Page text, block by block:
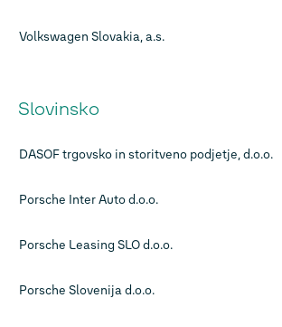
Volkswagen Slovakia, a.s.
Slovinsko
DASOF trgovsko in storitveno podjetje, d.o.o.
Porsche Inter Auto d.o.o.
Porsche Leasing SLO d.o.o.
Porsche Slovenija d.o.o.